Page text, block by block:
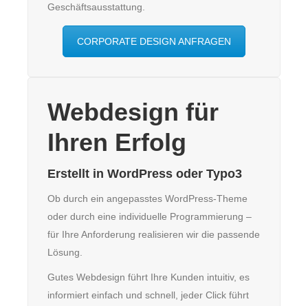
Geschäftsausstattung.
CORPORATE DESIGN ANFRAGEN
Webdesign für
Ihren Erfolg
Erstellt in WordPress oder Typo3
Ob durch ein angepasstes WordPress-Theme
oder durch eine individuelle Programmierung –
für Ihre Anforderung realisieren wir die passende
Lösung.
Gutes Webdesign führt Ihre Kunden intuitiv, es
informiert einfach und schnell, jeder Click führt